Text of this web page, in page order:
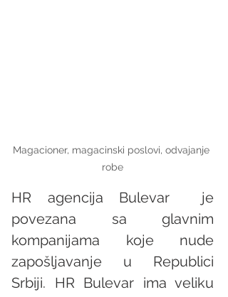
Magacioner, magacinski poslovi, odvajanje
robe
HR agencija Bulevar  je
povezana sa glavnim
kompanijama koje nude
zapošljavanje u Republici
Srbiji. HR Bulevar ima veliku